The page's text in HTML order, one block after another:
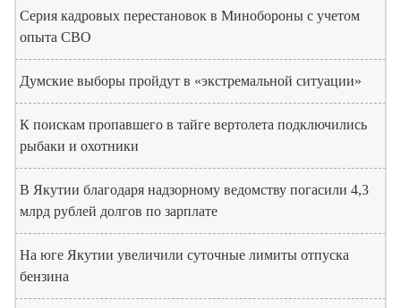
Серия кадровых перестановок в Минобороны с учетом
опыта СВО
Думские выборы пройдут в «экстремальной ситуации»
К поискам пропавшего в тайге вертолета подключились
рыбаки и охотники
В Якутии благодаря надзорному ведомству погасили 4,3
млрд рублей долгов по зарплате
На юге Якутии увеличили суточные лимиты отпуска
бензина